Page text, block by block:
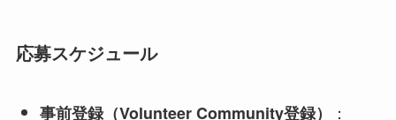
応募スケジュール
事前登録（Volunteer Community登録）
：